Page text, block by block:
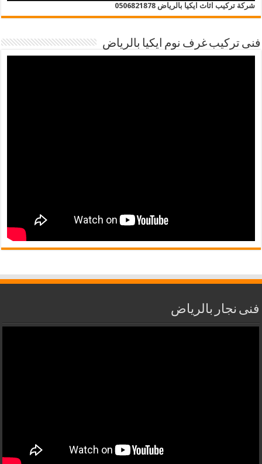
شركة تركيب اثاث ايكيا بالرياض 0506821878
فنى تركيب غرف نوم ايكيا بالرياض
فنى نجار بالرياض